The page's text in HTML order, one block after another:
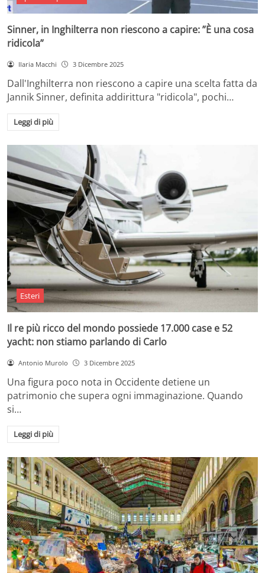
Sinner, in Inghilterra non riescono a capire: ”È una cosa
ridicola”
Ilaria Macchi 3 Dicembre 2025
Dall'Inghilterra non riescono a capire una scelta fatta da
Jannik Sinner, definita addirittura "ridicola", pochi…
Leggi di più
Esteri
Il re più ricco del mondo possiede 17.000 case e 52
yacht: non stiamo parlando di Carlo
Antonio Murolo 3 Dicembre 2025
Una figura poco nota in Occidente detiene un
patrimonio che supera ogni immaginazione. Quando
si…
Leggi di più